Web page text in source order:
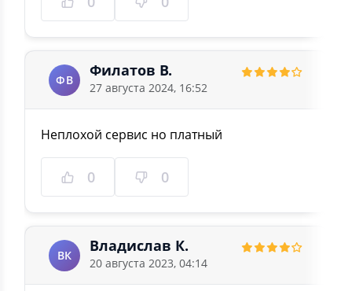
ФВ
Филатов В.
27 августа 2024, 16:52
Неплохой сервис но платный
0 0
ВК
Владислав К.
20 августа 2023, 04:14